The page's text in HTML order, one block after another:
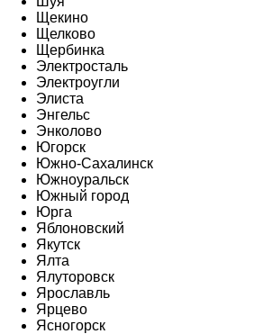
Щекино
Щелково
Щербинка
Электросталь
Электроугли
Элиста
Энгельс
Энколово
Югорск
Южно-Сахалинск
Южноуральск
Южный город
Юрга
Яблоновский
Якутск
Ялта
Ялуторовск
Ярославль
Ярцево
Ясногорск